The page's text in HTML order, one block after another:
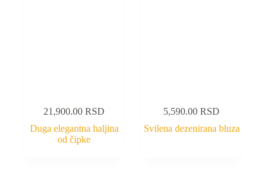
21,900.00RSD
Duga elegantna haljina
od čipke
5,590.00RSD
Svilena dezenirana bluza